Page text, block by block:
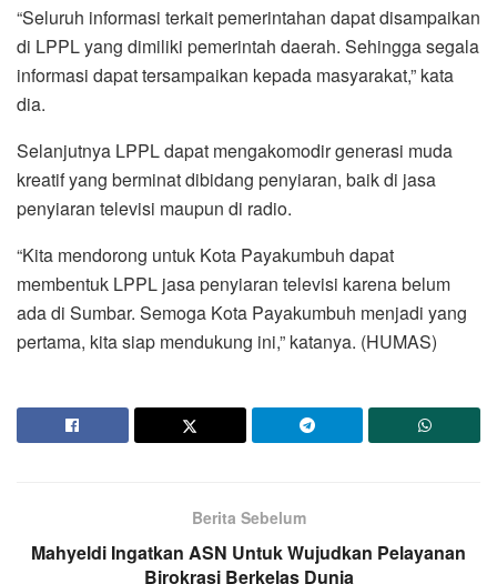
“Seluruh informasi terkait pemerintahan dapat disampaikan
di LPPL yang dimiliki pemerintah daerah. Sehingga segala
informasi dapat tersampaikan kepada masyarakat,” kata
dia.
Selanjutnya LPPL dapat mengakomodir generasi muda
kreatif yang berminat dibidang penyiaran, baik di jasa
penyiaran televisi maupun di radio.
“Kita mendorong untuk Kota Payakumbuh dapat
membentuk LPPL jasa penyiaran televisi karena belum
ada di Sumbar. Semoga Kota Payakumbuh menjadi yang
pertama, kita siap mendukung ini,” katanya. (HUMAS)
Berita Sebelum
Mahyeldi Ingatkan ASN Untuk Wujudkan Pelayanan
Birokrasi Berkelas Dunia